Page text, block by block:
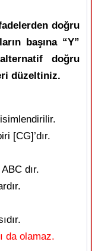
doğru
başına “Y”
doğru
düzeltiniz.
[CG]’dır.
dır.
da olamaz.